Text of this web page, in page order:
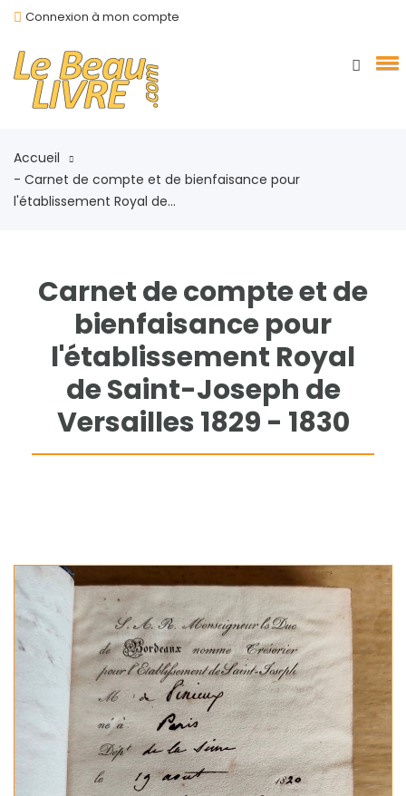
Connexion à mon compte
Accueil
- Carnet de compte et de bienfaisance pour
l'établissement Royal de...
Carnet de compte et de
bienfaisance pour
l'établissement Royal
de Saint-Joseph de
Versailles 1829 - 1830